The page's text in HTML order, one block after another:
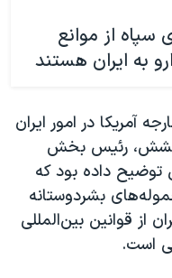
از موانع
به ایران هستند
آمریکا در امور ایران
رئیس بخش
داده بود که
بشردوستانه
از قوانین بین‌المللی
است.